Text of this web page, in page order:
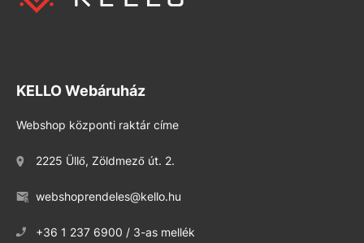
KELLO Webáruház
Webshop központi raktár címe
2225 Üllő, Zöldmező út. 2.
webshoprendeles@kello.hu
+36 1 237 6900 / 3-as mellék